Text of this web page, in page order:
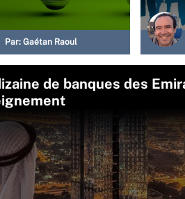
Par: Gaétan Raoul
de banques des